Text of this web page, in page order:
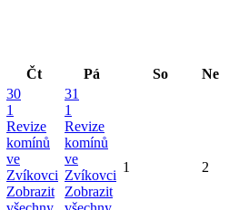
Čt Pá So
Ne
30
1
Revize
komínů
ve
Zvíkovci
Zobrazit
31
1
Revize
komínů
ve
Zvíkovci
Zobrazit
1 2